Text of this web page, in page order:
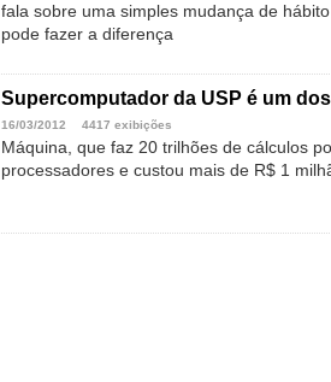
fala sobre uma simples mudança de
pode fazer a diferença
Supercomputador da USP é um
16/03/2012 4417 exibições
Máquina, que faz 20 trilhões de cálculos
processadores e custou mais de R$ 1